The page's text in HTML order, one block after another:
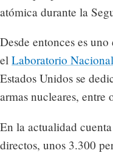
atómica durante la
Desde entonces es
el Laboratorio
Estados Unidos se
armas nucleares, entre
En la actualidad
directos, unos 3.300